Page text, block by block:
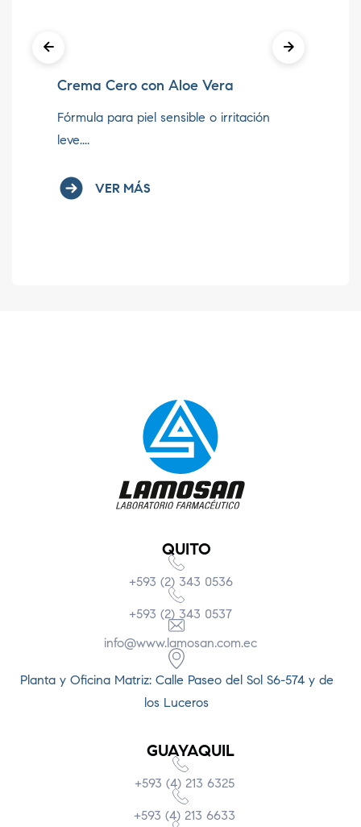
Crema Cero con Aloe Vera
Fórmula para piel sensible o irritación
leve....
VER MÁS
QUITO
+593 (2) 343 0536
+593 (2) 343 0537
info@www.lamosan.com.ec
Planta y Oficina Matriz: Calle Paseo del Sol S6-574 y de
los Luceros
GUAYAQUIL
+593 (4) 213 6325
+593 (4) 213 6633